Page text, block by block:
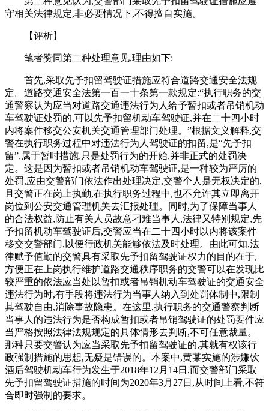
守相关法律规定,非必要情况下,不得擅自实施。
【评析】
笔者赞同第二种处理意见,理由如下:
首先,采取先予扣留驾驶证措施应符合道路交通安全法规
定。道路交通安全法第一百一十条第一款规定:“执行职务的交
通警察认为应当对道路交通违法行为人给予暂扣或者吊销机动
车驾驶证处罚的,可以先予扣留机动车驾驶证,并在二十四小时
内将案件移交公安机关交通管理部门处理。”根据文义解释,交
警在执行职务过程中对违法行为人驾驶证的扣留,是“先予扣
留”,属于暂时措施,只是处罚行为的开始,并非正式的处罚决
定。这是因为暂扣或者吊销机动车驾驶证,是一种较为严厉的
处罚,应由交警部门依法作出处理决定,交警个人是无权决定的,
且交警正在岗上执勤,在执行职务过程中,也不允许其立即离开
岗位到公安交通管理机关去汇报处理。同时,为了保障当事人
的合法权益,防止有关人员故意刁难当事人,法律又特别规定,先
予扣留机动车驾驶证后,交警应当在二十四小时以内将该案件
移交交警部门,以便行政机关能够依法及时处理。由此可知,法
律赋予值勤的交警具有采取先予扣留驾驶证权力的目的在于,
方便正在上岗执行维护道路交通秩序职务的交警可以在发现比
较严重的依法应当处以暂扣或者吊销机动车驾驶证的交通安全
违法行为时,有手段将违法行为当事人纳入到处罚体制中,限制
其驾驶自由,消除事故隐患。在这里,执行职务的交通警察判断
当事人的违法行为是否构成暂扣或者吊销驾驶证的处罚要件应
当严格按照法律法规规定的具体情形去判断,不可任意裁量。
那种只要交警认为应当采取先予扣留驾驶证的,其就有权该行
政强制措施的思想,无疑是错误的。本案中,黄某实施的涉嫌饮
酒后驾驶机动车行为发生于2018年12月14日,而交警部门采取
先予扣留驾驶证措施的时间为2020年3月27日,从时间上看,不符
合即时强制的要求。